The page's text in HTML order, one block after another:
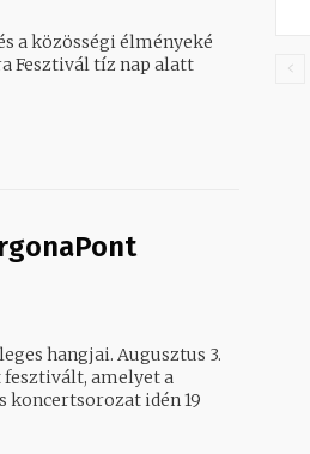
a közösségi élményeké
Fesztivál tíz nap alatt
Augusztus 3.
amelyet a
koncertsorozat idén 19